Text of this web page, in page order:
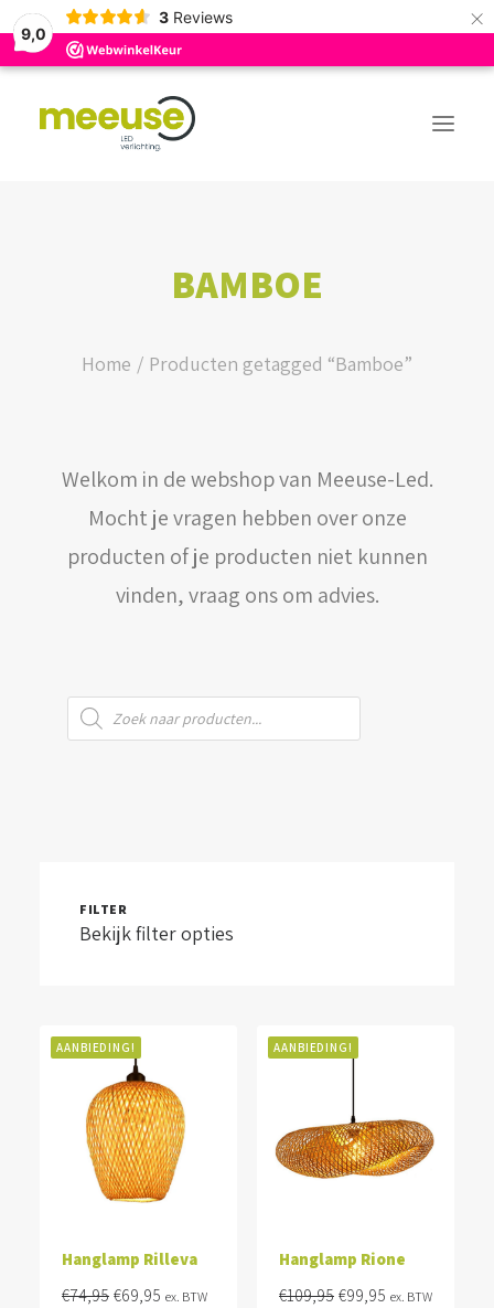
9,0
3 Reviews ×
BUDGET ASSORTIMENT
WEBSHOP
LOGIN / REGISTER
WINKELWAGEN
BAMBOE
Home Producten getagged “Bamboe”
Welkom in de webshop van Meeuse-Led.
Mocht je vragen hebben over onze
producten of je producten niet kunnen
vinden, vraag ons om advies.
Producten
zoeken
FILTER
Bekijk filter opties
AANBIEDING!
Hanglamp Rilleva
€74,95 Oorspronkelijke
€69,95 Huidige
ex. BTW
AANBIEDING!
Hanglamp Rione
€109,95 Oorspronkelijke
€99,95 Huidige
ex. BTW